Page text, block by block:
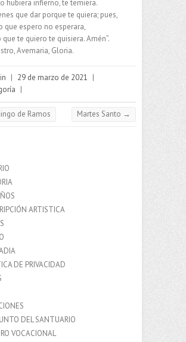
hubiera infierno, te temiera.
que dar porque te quiera; pues,
que espero no esperara,
te quiero te quisiera. Amén”.
Avemaria, Gloria.
| 29 de marzo de 2021 |
|
de Ramos Martes Santo →
ARTISTICA
DE PRIVACIDAD
DEL SANTUARIO
VOCACIONAL